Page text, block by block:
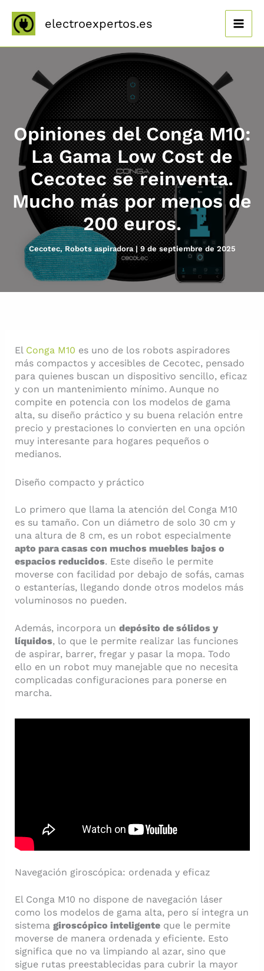
contenido
electroexpertos.es
Opiniones del Conga M10:
La Gama Low Cost de
Cecotec se reinventa.
Mucho más por menos de
200 euros.
Cecotec,Robots aspiradora|9 de septiembre de 2025
El Conga M10 es uno de los robots aspiradores
más compactos y accesibles de Cecotec, pensado
para quienes buscan un dispositivo sencillo, eficaz
y con un mantenimiento mínimo. Aunque no
compite en potencia con los modelos de gama
alta, su diseño práctico y su buena relación entre
precio y prestaciones lo convierten en una opción
muy interesante para hogares pequeños o
medianos.
Diseño compacto y práctico
Lo primero que llama la atención del Conga M10
es su tamaño. Con un diámetro de solo 30 cm y
una altura de 8 cm, es un robot especialmente
apto para casas con muchos muebles bajos o
espacios reducidos. Este diseño le permite
moverse con facilidad por debajo de sofás, camas
o estanterías, llegando donde otros modelos más
voluminosos no pueden.
Además, incorpora un depósito de sólidos y
líquidos, lo que le permite realizar las funciones
de aspirar, barrer, fregar y pasar la mopa. Todo
ello en un robot muy manejable que no necesita
complicadas configuraciones para ponerse en
marcha.
Navegación giroscópica: ordenada y eficaz
El Conga M10 no dispone de navegación láser
como los modelos de gama alta, pero sí integra un
sistema giroscópico inteligenteque le permite
moverse de manera ordenada y eficiente. Esto
significa que no va limpiando al azar, sino que
sigue rutas preestablecidas para cubrir la mayor